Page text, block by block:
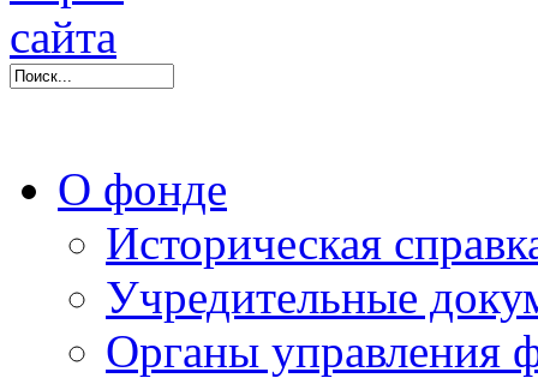
О фонде
Историческая
Учредительные
Органы управления